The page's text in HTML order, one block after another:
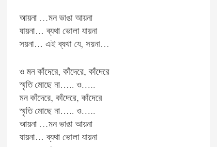
আয়না …মন ভাঙা আয়না
যায়না… ব্যথা ভোলা যায়না
সয়না… এই ব্যথা যে, সয়না…
ও মন কাঁদেরে, কাঁদেরে, কাঁদেরে
স্মৃতি মোছে না….. ও…..
মন কাঁদেরে, কাঁদেরে, কাঁদেরে
স্মৃতি মোছে না….. ও…..
আয়না …মন ভাঙা আয়না
যায়না… ব্যথা ভোলা যায়না